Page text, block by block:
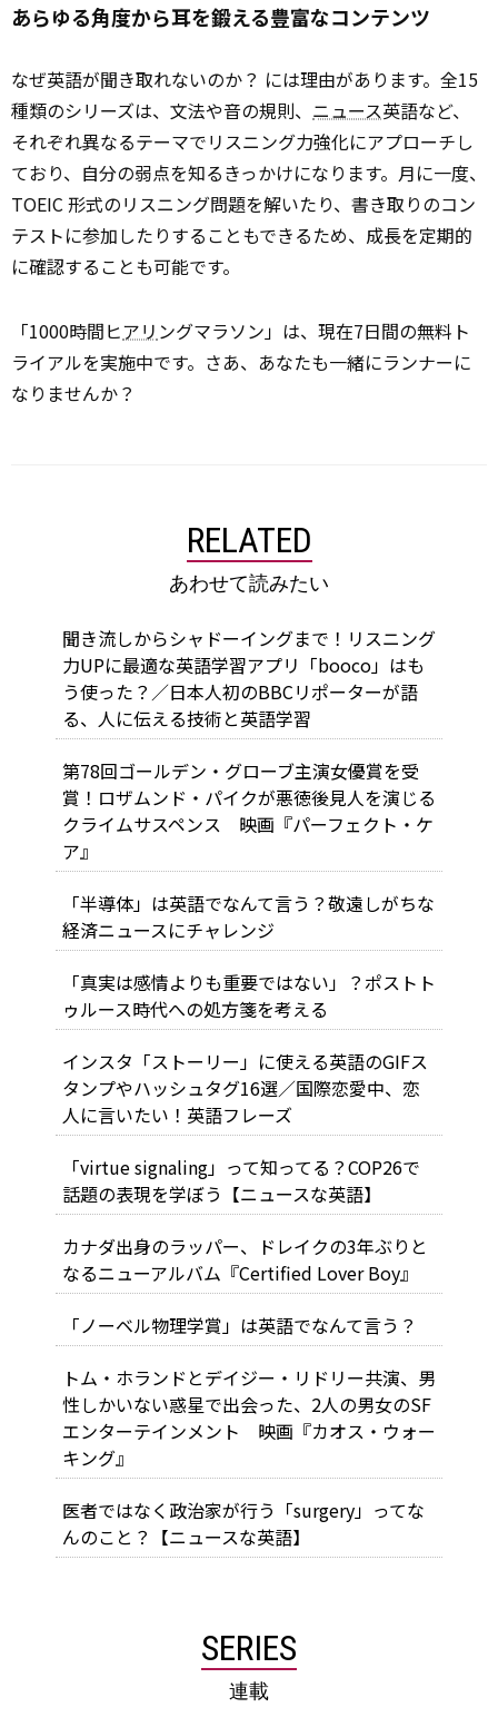
あらゆる角度から耳を鍛える豊富なコンテンツ
なぜ英語が聞き取れないのか？ には理由があります。全15
種類のシリーズは、文法や音の規則、 ニュース英語など、
それぞれ異なるテーマでリスニング力強化にアプローチし
ており、自分の弱点を知るきっかけになります。月に一度、
TOEIC 形式のリスニング問題を解いたり、書き取りのコン
テストに参加したりすることもできるため、成長を定期的
に確認することも可能です。
「1000時間ヒアリ ングマラソン」は、現在7日間の無料ト
ライアルを実施中です。さあ、あなたも一緒にランナーに
なりませんか？
RELATED
あわせて読みたい
聞き流しからシャドーイングまで！リスニング
力UPに最適な英語学習アプリ「booco」はも
う使った？／日本人初のBBCリポーターが語
る、人に伝える技術と英語学習
第78回ゴールデン・グローブ主演女優賞を受
賞！ロザムンド・パイクが悪徳後見人を演じる
クライムサスペンス 映画『パーフェクト・ケ
ア』
「半導体」は英語でなんて言う？敬遠しがちな
経済ニュースにチャレンジ
「真実は感情よりも重要ではない」？ポストト
ゥルース時代への処方箋を考える
インスタ「ストーリー」に使える英語のGIFス
タンプやハッシュタグ16選／国際恋愛中、恋
人に言いたい！英語フレーズ
「virtue signaling」って知ってる？COP26で
話題の表現を学ぼう【ニュースな英語】
カナダ出身のラッパー、ドレイクの3年ぶりと
なるニューアルバム『Certified Lover Boy』
「ノーベル物理学賞」は英語でなんて言う？
トム・ホランドとデイジー・リドリー共演、男
性しかいない惑星で出会った、2人の男女のSF
エンターテインメント 映画『カオス・ウォー
キング』
医者ではなく政治家が行う「surgery」ってな
んのこと？【ニュースな英語】
SERIES
連載